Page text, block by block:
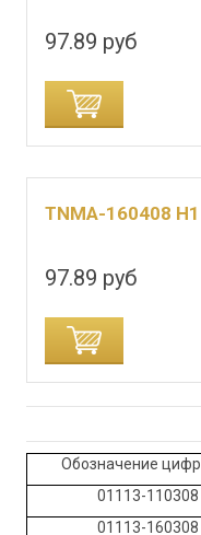
97.89 руб
ДОБАВИТЬ
TNMA-160408
97.89 руб
ДОБАВИТЬ
Обозначение
01113-110308
01113-160308